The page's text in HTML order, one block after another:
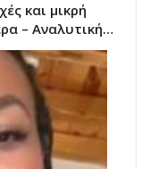
και μικρή
– Αναλυτική…